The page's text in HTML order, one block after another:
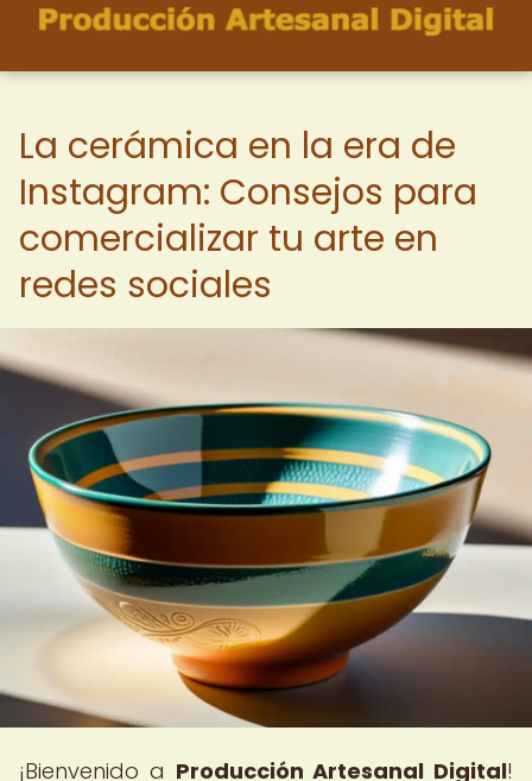
La cerámica en la era de
Instagram: Consejos para
comercializar tu arte en
redes sociales
¡Bienvenido a Producción Artesanal Digital!